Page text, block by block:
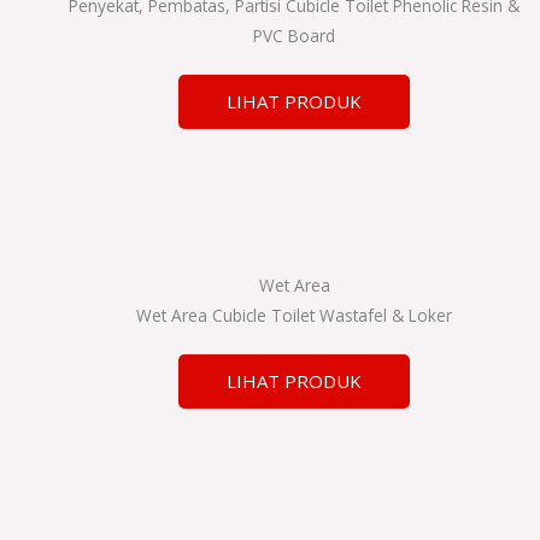
Penyekat, Pembatas, Partisi Cubicle Toilet Phenolic Resin &
PVC Board
LIHAT PRODUK
Wet Area
Wet Area Cubicle Toilet Wastafel & Loker
LIHAT PRODUK